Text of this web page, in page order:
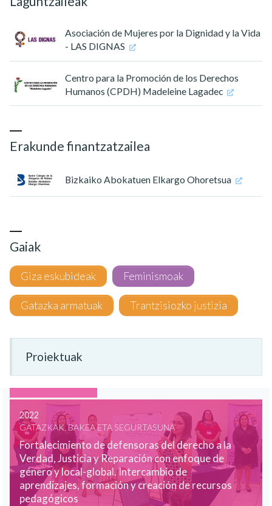
Asociación de Mujeres por la Dignidad y la Vida
- LAS DIGNAS
Centro para la Promoción de los Derechos
Humanos (CPDH) Madeleine Lagadec
Erakunde finantzatzailea
Bizkaiko Abokatuen Elkargo Ohoretsua
Gaiak
Giza eskubideak Feminismoak
Gatazka armatuak Trantzisiozko justizia
Proiektuak
2022
GATAZKAK, BAKEA ETA SEGURTASUNA
Fortalecimiento de defensoras del derecho a la
Verdad, Justicia y Reparación con enfoque de
género y local-global. Intercambio de
aprendizajes, formación y creación de recursos
pedagógicos